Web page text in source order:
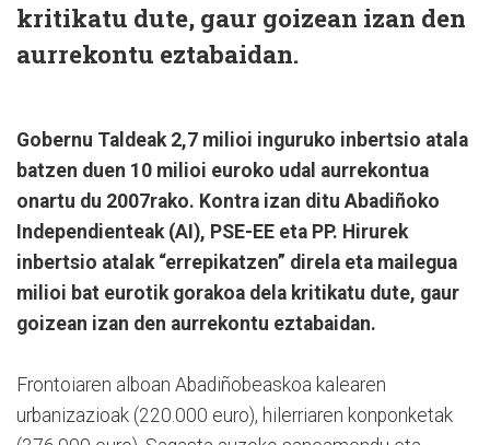
kritikatu dute, gaur goizean izan den
aurrekontu eztabaidan.
Gobernu Taldeak 2,7 milioi inguruko inbertsio atala
batzen duen 10 milioi euroko udal aurrekontua
onartu du 2007rako. Kontra izan ditu Abadiñoko
Independienteak (AI), PSE-EE eta PP. Hirurek
inbertsio atalak “errepikatzen” direla eta mailegua
milioi bat eurotik gorakoa dela kritikatu dute, gaur
goizean izan den aurrekontu eztabaidan.
Frontoiaren alboan Abadiñobeaskoa kalearen
urbanizazioak (220.000 euro), hilerriaren konponketak